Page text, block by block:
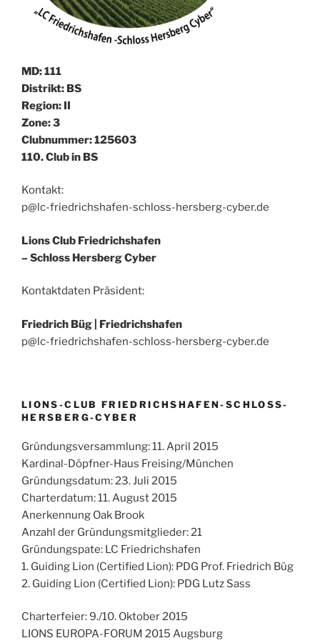
MD: 111
Distrikt: BS
Region: II
Zone: 3
Clubnummer: 125603
110. Club in BS
Kontakt:
p@lc-friedrichshafen-schloss-hersberg-cyber.de
Lions Club Friedrichshafen
– Schloss Hersberg Cyber
Kontaktdaten Präsident:
Friedrich Büg | Friedrichshafen
p@lc-friedrichshafen-schloss-hersberg-cyber.de
LIONS-CLUB FRIEDRICHSHAFEN-SCHLOSS-
HERSBERG-CYBER
Gründungsversammlung: 11. April 2015
Kardinal-Döpfner-Haus Freising/München
Gründungsdatum: 23. Juli 2015
Charterdatum: 11. August 2015
Anerkennung Oak Brook
Anzahl der Gründungsmitglieder: 21
Gründungspate: LC Friedrichshafen
1. Guiding Lion (Certified Lion): PDG Prof. Friedrich Büg
2. Guiding Lion (Certified Lion): PDG Lutz Sass
Charterfeier: 9./10. Oktober 2015
LIONS EUROPA-FORUM 2015 Augsburg